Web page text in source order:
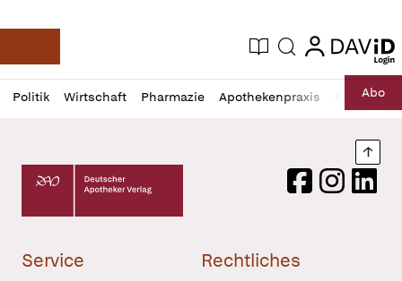
Deutsche Apotheker Zeitung
Aktuelle Ausgabe
Suche login
login
Politik Wirtschaft Pharmazie Apothekenpraxis RechtAbo
Profil
öffnen
Daz
Pur
Deutscher Apotheker Verlag Logo
FacebookInstagram
Service Rechtliches